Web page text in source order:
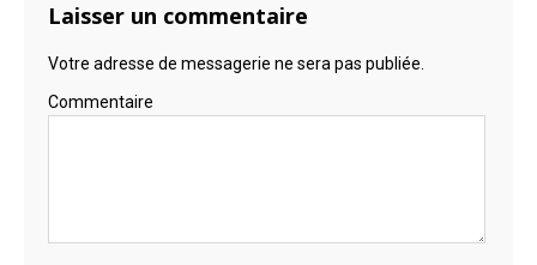
Laisser un commentaire
Votre adresse de messagerie ne sera pas publiée.
Commentaire